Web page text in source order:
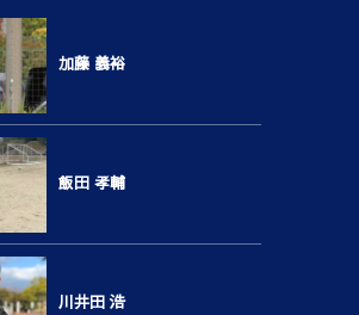
加藤 義裕
飯田 孝輔
川井田 浩